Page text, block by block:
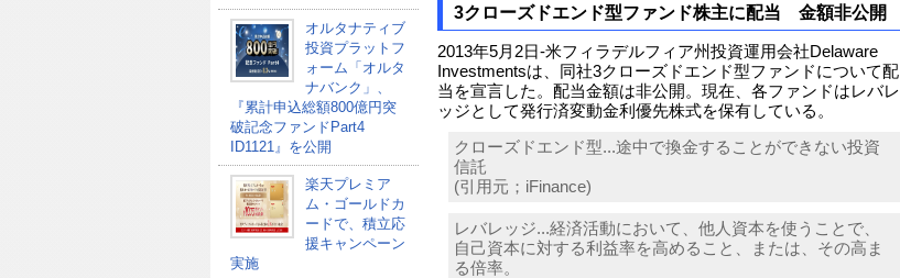
オルタナティブ
投資プラットフ
ォーム「オルタ
ナバンク」、
『累計申込総額800億円突
破記念ファンドPart4
ID1121』を公開
楽天プレミア
ム・ゴールドカ
ードで、積立応
援キャンペーン
実施
3クローズドエンド型ファンド株主に配当 金額非公開
2013年5月2日-米フィラデルフィア州投資運用会社Delaware
Investmentsは、同社3クローズドエンド型ファンドについて配
当を宣言した。配当金額は非公開。現在、各ファンドはレバレ
ッジとして発行済変動金利優先株式を保有している。
クローズドエンド型...途中で換金することができない投資
信託
(引用元；iFinance)
レバレッジ...経済活動において、他人資本を使うことで、
自己資本に対する利益率を高めること、または、その高ま
る倍率。